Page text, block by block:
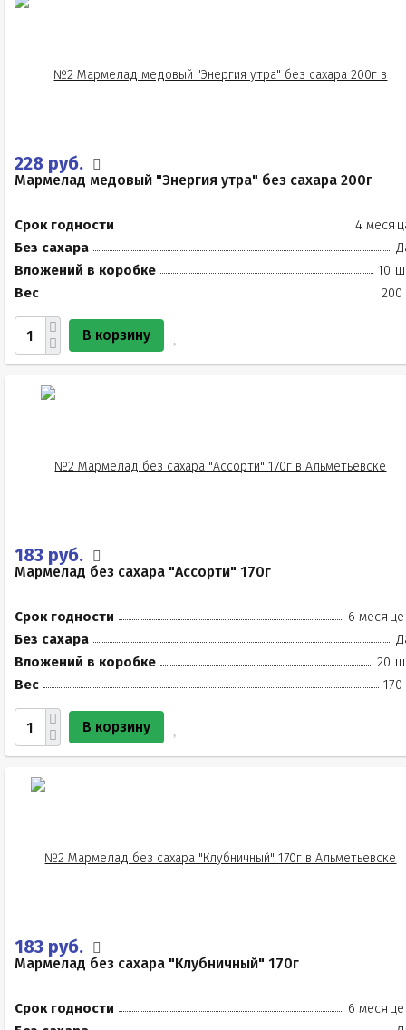
228 руб.
Мармелад медовый "Энергия утра" без сахара 200г
Срок годности
4
Без сахара
Вложений в коробке
10
Вес
200
В корзину
183 руб.
Мармелад без сахара "Ассорти" 170г
Срок годности
6
Без сахара
Вложений в коробке
20
Вес
170
В корзину
183 руб.
Мармелад без сахара "Клубничный" 170г
Срок годности
6